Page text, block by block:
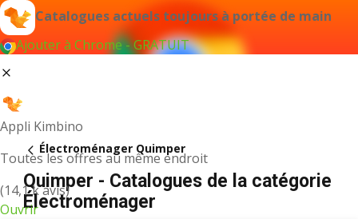
Catalogues actuels toujours à portée de main
Ajouter à Chrome - GRATUIT
Appli Kimbino
Toutes les offres au même endroit
(14,1 k avis)
Ouvrir
Électroménager Quimper
Quimper - Catalogues de la catégorie
Électroménager